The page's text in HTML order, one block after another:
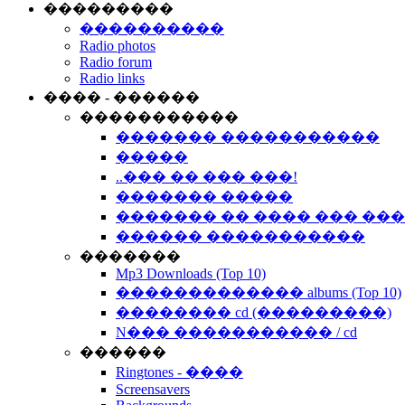
���������
����������
Radio photos
Radio forum
Radio links
���� - ������
�����������
������� �����������
�����
..��� �� ��� ���!
������� �����
������� �� ���� ���
������ �����������
�������
Mp3 Downloads (Top 10)
������������� albums (Top 10)
�������� cd (���������)
N��� ����������� / cd
������
Ringtones - ����
Screensavers